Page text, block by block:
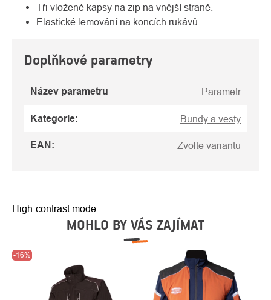
Tři vložené kapsy na zip na vnější straně.
Elastické lemování na koncích rukávů.
Doplňkové parametry
Název parametru Parametr
Kategorie: Bundy a vesty
EAN : Zvolte variantu
High-contrast mode
MOHLO BY VÁS ZAJÍMAT
-16%